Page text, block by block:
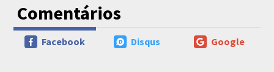
Comentários
Google
Disqus
Facebook